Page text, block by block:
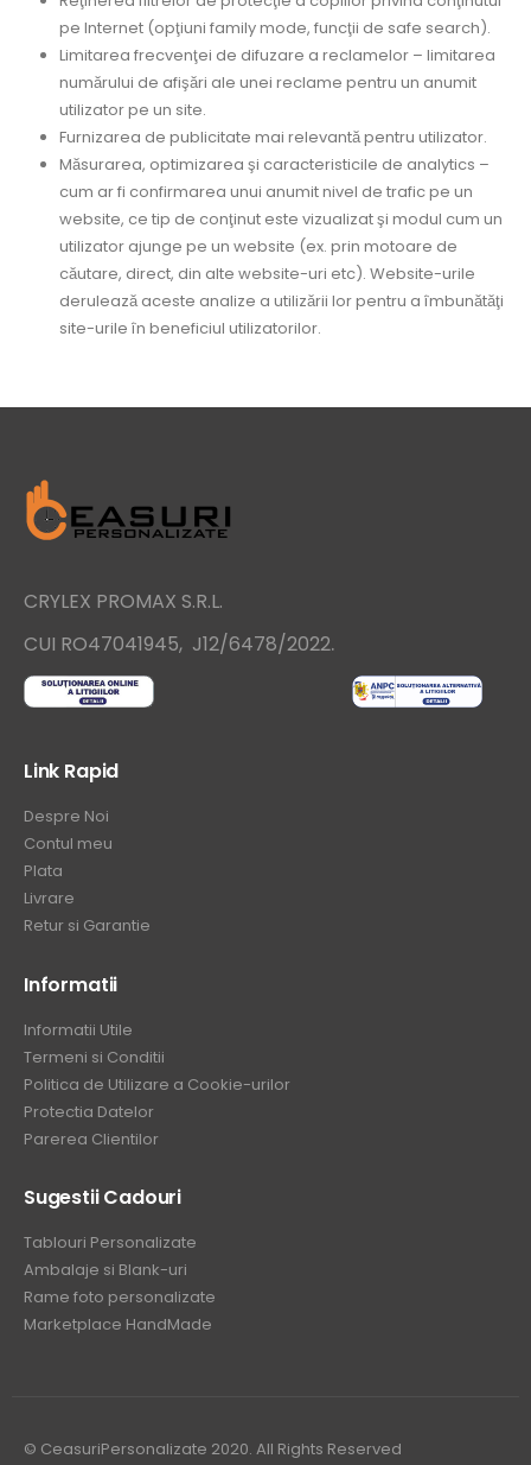
pe Internet (opţiuni family mode, funcţii de safe search).
Limitarea frecvenţei de difuzare a reclamelor – limitarea
numărului de afişări ale unei reclame pentru un anumit
utilizator pe un site.
Furnizarea de publicitate mai relevantă pentru utilizator.
Măsurarea, optimizarea şi caracteristicile de analytics –
cum ar fi confirmarea unui anumit nivel de trafic pe un
website, ce tip de conţinut este vizualizat şi modul cum un
utilizator ajunge pe un website (ex. prin motoare de
căutare, direct, din alte website-uri etc). Website-urile
derulează aceste analize a utilizării lor pentru a îmbunătăţi
site-urile în beneficiul utilizatorilor.
CRYLEX PROMAX S.R.L.
CUI RO47041945, J12/6478/2022.
Link Rapid
Despre Noi
Contul meu
Plata
Livrare
Retur si Garantie
Informatii
Informatii Utile
Termeni si Conditii
Politica de Utilizare a Cookie-urilor
Protectia Datelor
Parerea Clientilor
Sugestii Cadouri
Tablouri Personalizate
Ambalaje si Blank-uri
Rame foto personalizate
Marketplace HandMade
© CeasuriPersonalizate 2020. All Rights Reserved